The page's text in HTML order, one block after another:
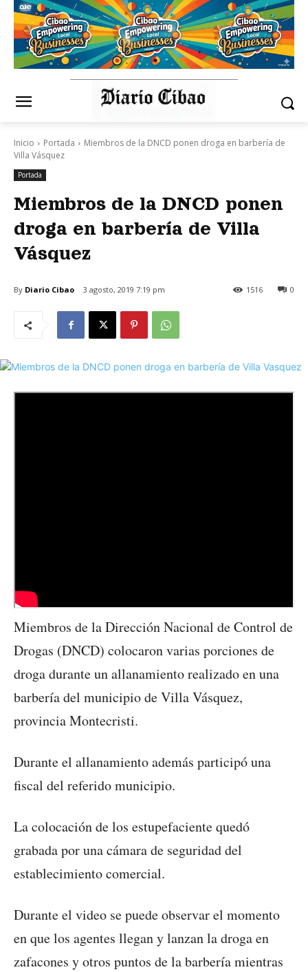
Inicio Portada
Miembros de la DNCD ponen droga en barbería de
Villa Vásquez
Portada
Miembros de la DNCD ponen
droga en barbería de Villa
Vásquez
By Diario Cibao 3 agosto, 2019 7:19 pm 0
1516
Miembros de la Dirección Nacional de Control de
Drogas (DNCD) colocaron varias porciones de
droga durante un allanamiento realizado en una
barbería del municipio de Villa Vásquez,
provincia Montecristi.
Durante el allanamiento además participó una
fiscal del referido municipio.
La colocación de los estupefaciente quedó
grabada por una cámara de seguridad del
establecimiento comercial.
Durante el video se puede observar el momento
en que los agentes llegan y lanzan la droga en
zafacones y otros puntos de la barbería mientras